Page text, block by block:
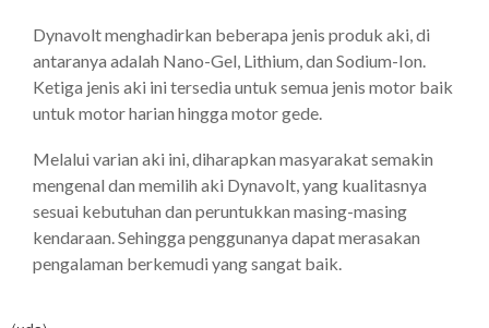
Dynavolt menghadirkan beberapa jenis produk aki, di
antaranya adalah Nano-Gel, Lithium, dan Sodium-Ion.
Ketiga jenis aki ini tersedia untuk semua jenis motor baik
untuk motor harian hingga motor gede.
Melalui varian aki ini, diharapkan masyarakat semakin
mengenal dan memilih aki Dynavolt, yang kualitasnya
sesuai kebutuhan dan peruntukkan masing-masing
kendaraan. Sehingga penggunanya dapat merasakan
pengalaman berkemudi yang sangat baik.